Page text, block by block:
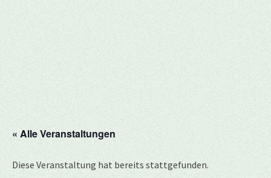
« Alle Veranstaltungen
Diese Veranstaltung hat bereits stattgefunden.